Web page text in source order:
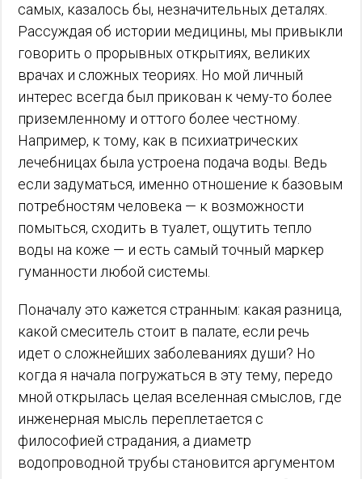
самых, казалось бы, незначительных деталях.
Рассуждая об истории медицины, мы привыкли
говорить о прорывных открытиях, великих
врачах и сложных теориях. Но мой личный
интерес всегда был прикован к чему-то более
приземленному и оттого более честному.
Например, к тому, как в психиатрических
лечебницах была устроена подача воды. Ведь
если задуматься, именно отношение к базовым
потребностям человека — к возможности
помыться, сходить в туалет, ощутить тепло
воды на коже — и есть самый точный маркер
гуманности любой системы.
Поначалу это кажется странным: какая разница,
какой смеситель стоит в палате, если речь
идет о сложнейших заболеваниях души? Но
когда я начала погружаться в эту тему, передо
мной открылась целая вселенная смыслов, где
инженерная мысль переплетается с
философией страдания, а диаметр
водопроводной трубы становится аргументом